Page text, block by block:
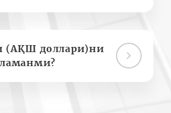
(АҚШ доллари)ни